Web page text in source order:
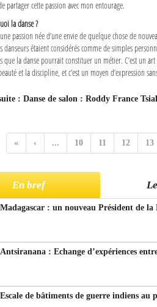
partager cette passion avec mon entourage.
la danse ?
une passion née d’une envie de quelque chose de
danseurs étaient considérés comme de simples
que la danse pourrait constituer un métier. C’est un
et la discipline, et c’est un moyen d’expression
: Danse de salon : Roddy France
« ‹ ... 10 11 12 13
En bref
Madagascar : un nouveau Président de
Antsiranana : Echange d’expériences
Escale de bâtiments de guerre indiens au